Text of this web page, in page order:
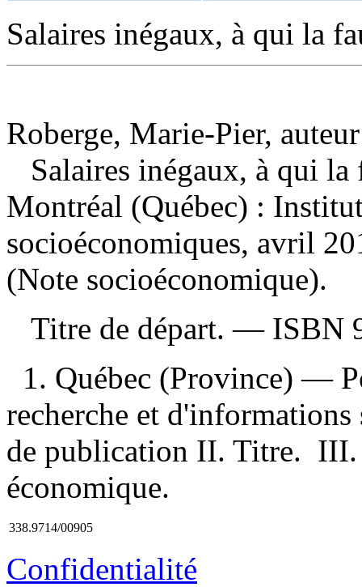
Salaires inégaux, à qui la
Roberge, Marie-Pier, auteur
Salaires inégaux, à qui
Montréal (Québec) :
socioéconomiques, avril
(Note socioéconomique).
Titre de départ. — ISBN
1. Québec (Province) —
recherche et
de publication II. Titre.
économique.
338.9714/00905
Confidentialité